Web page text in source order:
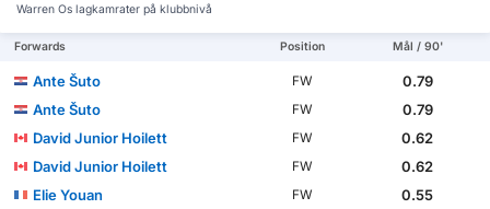
Warren Os lagkamrater på klubbnivå
Forwards Position Mål / 90'
Ante Šuto FW
0.79
Ante Šuto
FW
0.79
David Junior Hoilett
FW
0.62
David Junior Hoilett
FW
0.62
Elie Youan
FW
0.55